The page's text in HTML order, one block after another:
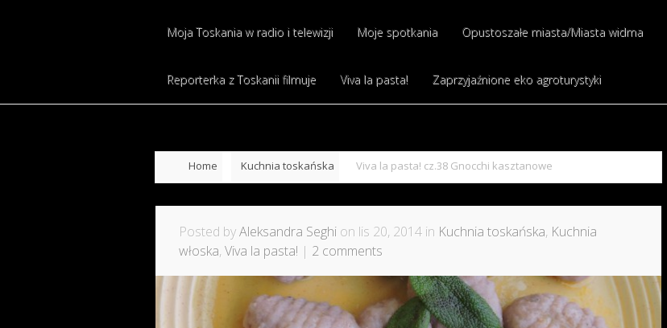
Moja Toskania w radio i telewizji Moje spotkania Opustoszałe miasta/Miasta widma
Reporterka z Toskanii filmuje Viva la pasta! Zaprzyjaźnione eko agroturystyki
Home Kuchnia toskańska Viva la pasta! cz.38 Gnocchi kasztanowe
Posted byAleksandra Seghi on lis 20, 2014 in Kuchnia toskańska, Kuchnia
włoska, Viva la pasta! | 2 comments